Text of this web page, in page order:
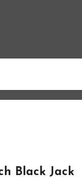
Black Jack